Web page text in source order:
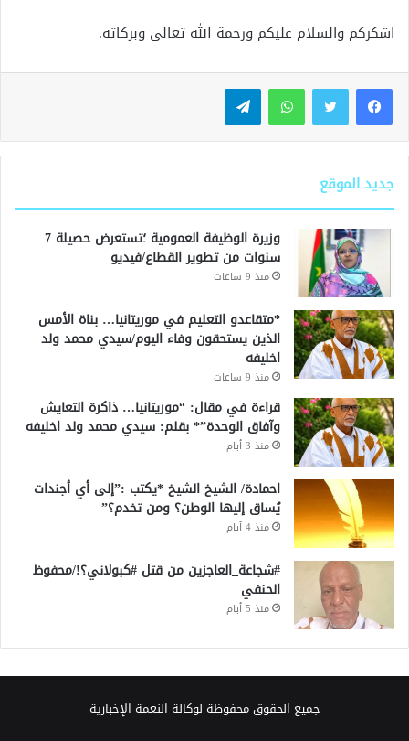
اشكركم والسلام عليكم ورحمة الله تعالى وبركاته.
واتساب تيلقرام
جديد الموقع
وزيرة الوظيفة العمومية ؛تستعرض حصيلة 7
سنوات من تطوير القطاع/فيديو
منذ 9 ساعات
*متقاعدو التعليم في موريتانيا… بناة الأمس
الذين يستحقون وفاء اليوم/سيدي محمد ولد
اخليفه
منذ 9 ساعات
قراءة في مقال: “موريتانيا… ذاكرة التعايش
وآفاق الوحدة”* بقلم: سيدي محمد ولد اخليفه
منذ 3 أيام
احمادة/ الشيخ الشيخ *يكتب :”إلى أي أجندات
يُساق إليها الوطن؟ ومن تخدم؟”
منذ 4 أيام
#شجاعة_العاجزين من قتل #كبولاني؟!/محفوظ
الحنفي
منذ 5 أيام
جميع الحقوق محفوظة لوكالة النعمة الإخبارية